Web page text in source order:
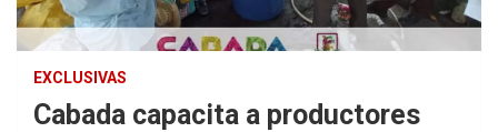
EXCLUSIVAS
Cabada capacita a productores